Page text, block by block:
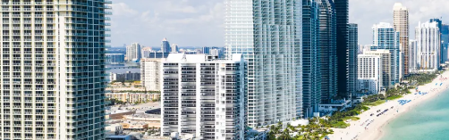
Ihre Cookie-Präferenzen verwalten
Wählen Sie, welche Cookies Sie auf check24.de akzeptieren.
Die Cookierichtlinie finden Siehier.
Notwendig